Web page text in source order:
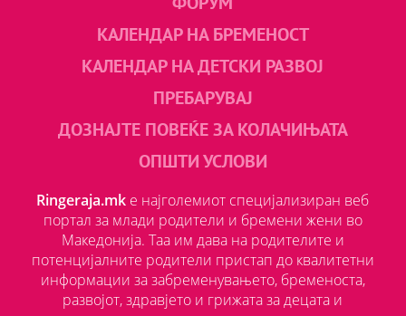
КАЛЕНДАР НА БРЕМЕНОСТ
КАЛЕНДАР НА ДЕТСКИ РАЗВОЈ
ПРЕБАРУВАЈ
ДОЗНАЈТЕ ПОВЕЌЕ ЗА КОЛАЧИЊАТА
ОПШТИ УСЛОВИ
Ringeraja.mk е најголемиот специјализиран веб
портал за млади родители и бремени жени во
Македонија. Таа им дава на родителите и
потенцијалните родители пристап до квалитетни
информации за забременувањето, бременоста,
развојот, здравјето и грижата за децата и